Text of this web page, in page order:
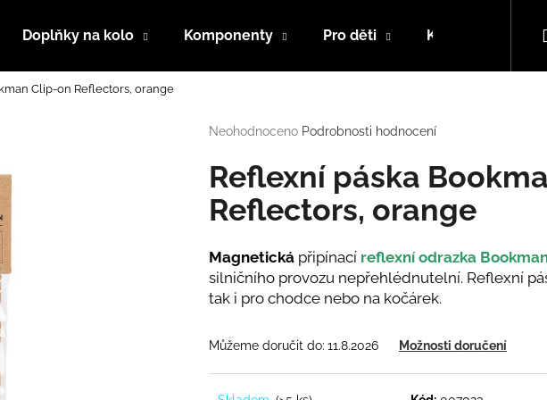
Doplňky na kolo Komponenty Pro děti Kola
Clip-on Reflectors, orange
Průměrné
produktu
je
0,0
hvězdiček.
Neohodnoceno Podrobnosti hodnocení
Reflexní páska
Reflectors, orange
Magnetická připínací reflexní odrazka
silničního provozu nepřehlédnutelní. Reflexní
tak i pro chodce nebo na kočárek.
Můžeme doručit do: 11.8.2026 Možnosti doručení
Co potřebujete najít?
HLEDAT